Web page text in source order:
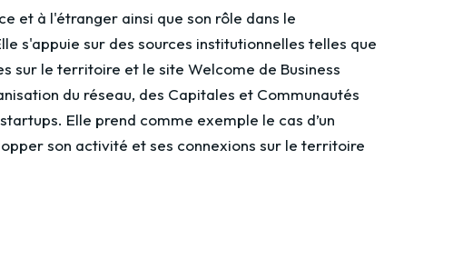
et à l'étranger ainsi que son rôle dans le
s'appuie sur des sources institutionnelles telles que
sur le territoire et le site Welcome de Business
du réseau, des Capitales et Communautés
Elle prend comme exemple le cas d’un
son activité et ses connexions sur le territoire